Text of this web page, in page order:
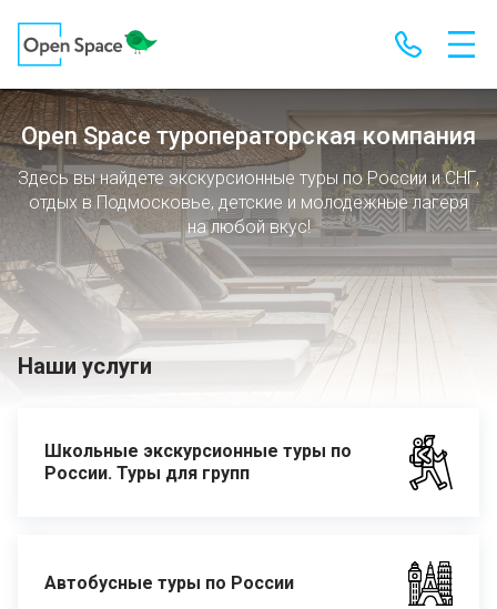
Open Space туроператорская компания
Здесь вы найдете экскурсионные туры по России и СНГ,
отдых в Подмосковье, детские и молодежные лагеря
на любой вкус!
Наши услуги
Школьные экскурсионные туры по
России. Туры для групп
Автобусные туры по России